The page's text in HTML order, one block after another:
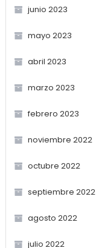
junio 2023
mayo 2023
abril 2023
marzo 2023
febrero 2023
noviembre 2022
octubre 2022
septiembre 2022
agosto 2022
julio 2022